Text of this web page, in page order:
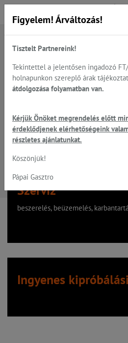
A keresett oldal
Hiba, a keresett oldal
Szervíz
beszerelés, beüzemelés,
Ingyenes
Figyelem! Árváltozás!
Tisztelt Partnereink!
Tekintettel a jelentősen ingadozó
holnapunkon szereplő árak
átdolgozása folyamatban van.
Kérjük Önöket megrendelés előtt
érdeklődjenek elérhetőségeink
részletes ajánlatunkat.
Köszönjük!
Pápai Gasztro